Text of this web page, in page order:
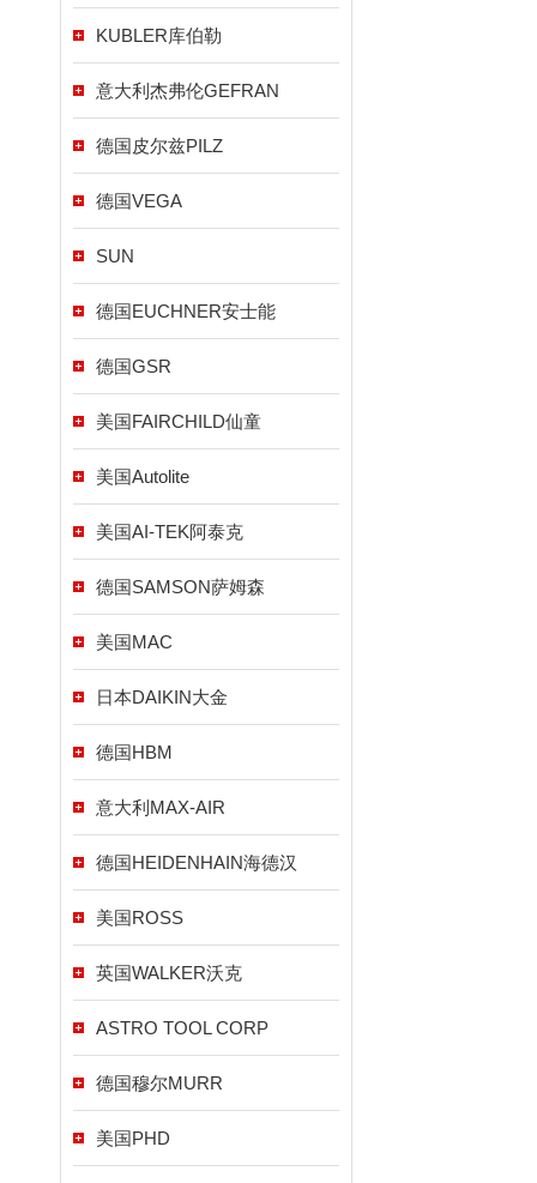
KUBLER库伯勒
意大利杰弗伦GEFRAN
德国皮尔兹PILZ
德国VEGA
SUN
德国EUCHNER安士能
德国GSR
美国FAIRCHILD仙童
美国Autolite
美国AI-TEK阿泰克
德国SAMSON萨姆森
美国MAC
日本DAIKIN大金
德国HBM
意大利MAX-AIR
德国HEIDENHAIN海德汉
美国ROSS
英国WALKER沃克
ASTRO TOOL CORP
德国穆尔MURR
美国PHD